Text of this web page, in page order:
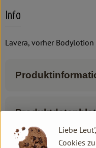
Erleben
Info
Lavera, vorher
Liebe
Cookies